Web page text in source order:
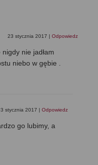
23 stycznia 2017 | Odpowiedz
nie jadłam
niebo w gębie .
stycznia 2017 | Odpowiedz
go lubimy, a